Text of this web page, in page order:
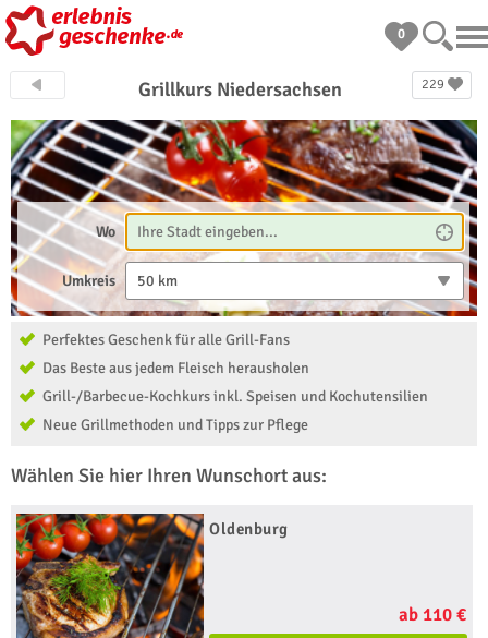
0
229
Grillkurs Niedersachsen
Wo
Umkreis 50 km
Perfektes Geschenk für alle Grill-Fans
Das Beste aus jedem Fleisch herausholen
Grill-/Barbecue-Kochkurs inkl. Speisen und Kochutensilien
Neue Grillmethoden und Tipps zur Pflege
Wählen Sie hier Ihren Wunschort aus:
Oldenburg
ab 110 €